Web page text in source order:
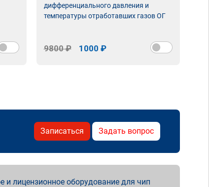
дифференциального давления и
температуры отработавших газов ОГ
9800 ₽ 1000 ₽
Записаться Задать вопрос
лицензионное оборудование для чип